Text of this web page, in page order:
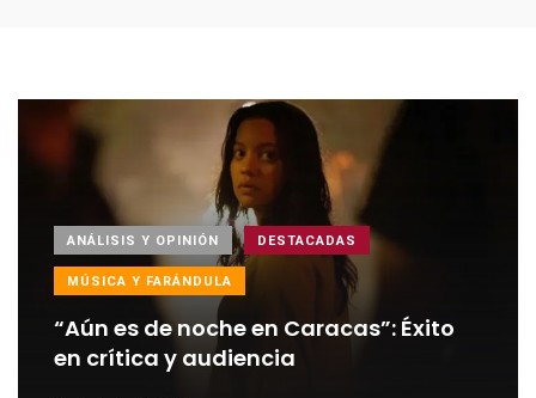
ANÁLISIS Y OPINIÓN DESTACADAS
MÚSICA Y FARÁNDULA
“Aún es de noche en Caracas”: Éxito
en crítica y audiencia